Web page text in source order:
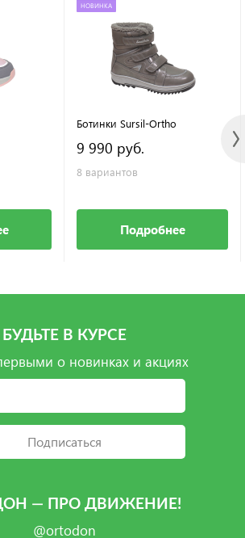
НОВИНКА
Ботинки Sursil-Ortho
9 990 руб.
8 вариантов
Подробнее
БУДЬТЕ В КУРСЕ
о новинках и акциях
Подписаться
— ПРО ДВИЖЕНИЕ!
@ortodon